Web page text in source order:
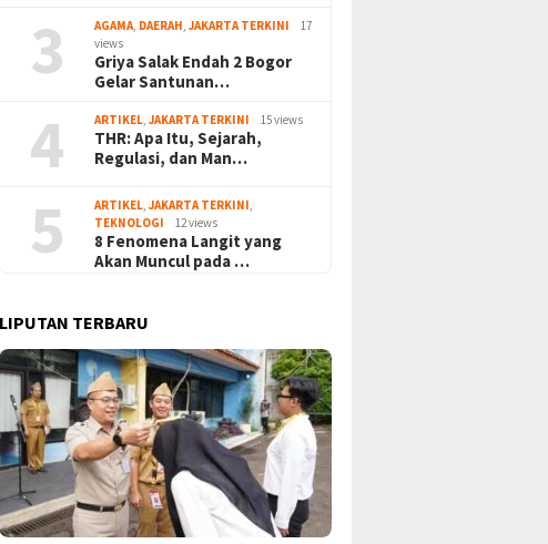
3 AGAMA DAERAH ,JAKARTA TERKINI
17
views
Griya Salak Endah 2 Bogor
Gelar Santunan…
4 ARTIKEL ,JAKARTA TERKINI 15 views
THR: Apa Itu, Sejarah,
Regulasi, dan Man…
5 ARTIKEL ,JAKARTA TERKINI
TEKNOLOGI
12 views
8 Fenomena Langit yang
Akan Muncul pada …
LIPUTAN TERBARU